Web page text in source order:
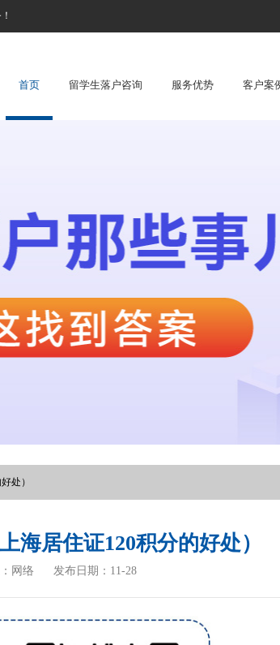
首页 留学生落户咨询 服务优势 客户案
处）
海居住证120积分的好处）
网络 发布日期：11-28